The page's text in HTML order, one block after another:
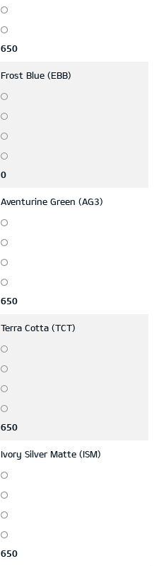
650
Frost Blue (EBB)
0
Aventurine Green (AG3)
650
Terra Cotta (TCT)
650
Ivory Silver Matte (ISM)
650